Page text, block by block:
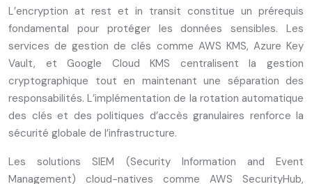
L’encryption at rest et in transit constitue un prérequis
fondamental pour protéger les données sensibles. Les
services de gestion de clés comme AWS KMS, Azure Key
Vault, et Google Cloud KMS centralisent la gestion
cryptographique tout en maintenant une séparation des
responsabilités. L’implémentation de la rotation automatique
des clés et des politiques d’accès granulaires renforce la
sécurité globale de l’infrastructure.
Les solutions SIEM (Security Information and Event
Management) cloud-natives comme AWS SecurityHub,